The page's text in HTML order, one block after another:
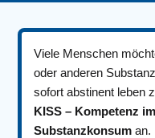
Viele Menschen
oder anderen
sofort abstinent leben
KISS – Kompetenz
Substanzkonsum an.